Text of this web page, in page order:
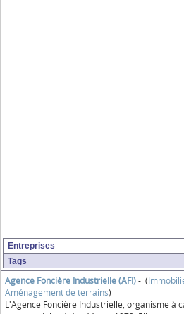
Entreprises
Tags
Agence Foncière Industrielle (AFI)- (
Aménagement de terrains)
L'Agence Foncière Industrielle, organisme à